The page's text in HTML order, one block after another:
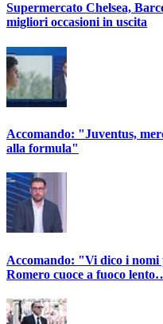
Supermercato Chelsea,
migliori occasioni in uscita
Accomando: "Juventus,
alla formula"
Accomando: "Vi dico i nomi
Romero cuoce a fuoco